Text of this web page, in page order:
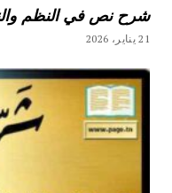
شرح نص في النظم
21 يناير، 2026